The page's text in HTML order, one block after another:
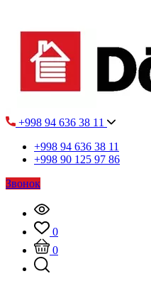
+998 94 636 38 11
+998 94 636 38 11
+998 90 125 97 86
Звонок
0
0